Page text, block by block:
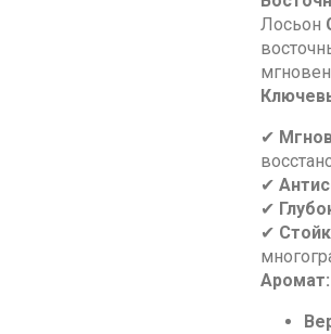
Лосьон
✔
✔
✔
✔